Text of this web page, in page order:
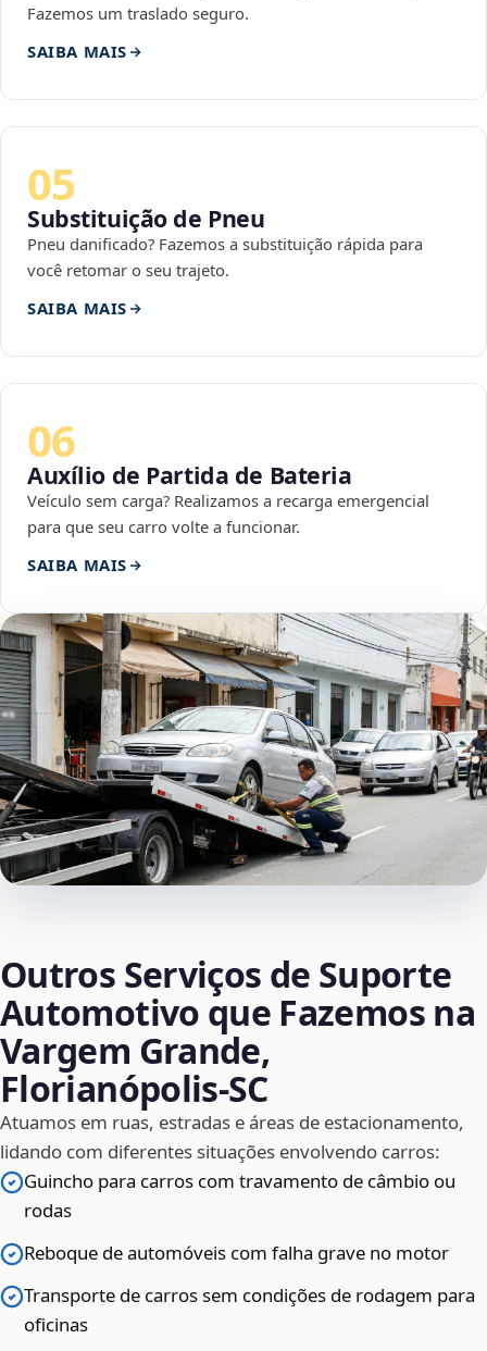
Fazemos um traslado seguro.
SAIBA MAIS
05
Substituição de Pneu
Pneu danificado? Fazemos a substituição rápida para
você retomar o seu trajeto.
SAIBA MAIS
06
Auxílio de Partida de Bateria
Veículo sem carga? Realizamos a recarga emergencial
para que seu carro volte a funcionar.
SAIBA MAIS
Outros Serviços de Suporte
Automotivo que Fazemos na
Vargem Grande,
Florianópolis‑SC
Atuamos em ruas, estradas e áreas de estacionamento,
lidando com diferentes situações envolvendo carros:
Guincho para carros com travamento de câmbio ou
rodas
Reboque de automóveis com falha grave no motor
Transporte de carros sem condições de rodagem para
oficinas